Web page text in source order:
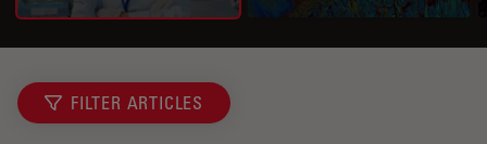
FILTER ARTICLES